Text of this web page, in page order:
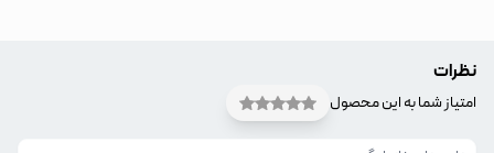
نظرات
امتیاز شما به این محصول